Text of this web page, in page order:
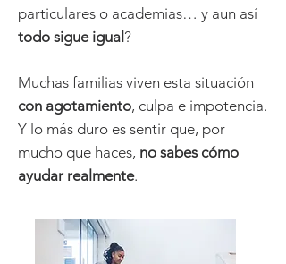
particulares o academias… y aun así
todo sigue igual ?
Muchas familias viven esta situación
con agotamiento, culpa e impotencia.
Y lo más duro es sentir que, por
mucho que haces, no sabes cómo
ayudar realmente.